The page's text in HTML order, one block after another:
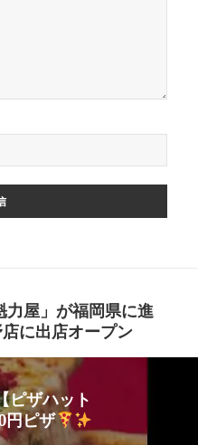
力屋」が福岡県に進
に出店オープン
ピザハット
円ピザ